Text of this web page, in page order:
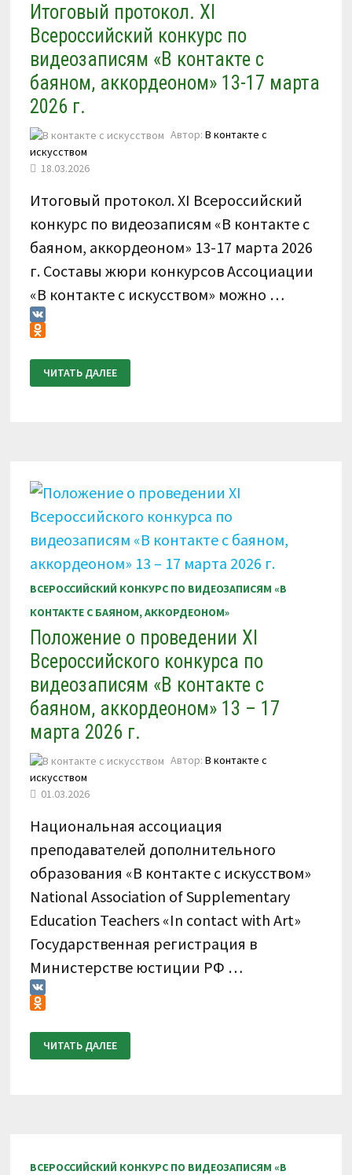
Итоговый протокол. XI
Всероссийский конкурс по
видеозаписям «В контакте с
баяном, аккордеоном» 13-17 марта
2026 г.
Автор:В контакте с
искусством
18.03.2026
Итоговый протокол. XI Всероссийский
конкурс по видеозаписям «В контакте с
баяном, аккордеоном» 13-17 марта 2026
г. Составы жюри конкурсов Ассоциации
«В контакте с искусством» можно …
VK
ИТОГОВЫЙ
ПРОТОКОЛ.
XI
АККОРДЕОНОМ»
13-
МАРТА
2026
Г.
ЧИТАТЬ ДАЛЕЕ
ВСЕРОССИЙСКИЙ КОНКУРС ПО ВИДЕОЗАПИСЯМ «В
КОНТАКТЕ С БАЯНОМ, АККОРДЕОНОМ»
Положение о проведении XI
Всероссийского конкурса по
видеозаписям «В контакте с
баяном, аккордеоном» 13 – 17
марта 2026 г.
Автор:В контакте с
искусством
01.03.2026
Национальная ассоциация
преподавателей дополнительного
образования «В контакте с искусством»
National Association of Supplementary
Education Teachers «In contact with Art»
Государственная регистрация в
Министерстве юстиции РФ …
VK
О
ПРОВЕДЕНИИ
АККОРДЕОНОМ»
ЧИТАТЬ ДАЛЕЕ
ВСЕРОССИЙСКИЙ КОНКУРС ПО ВИДЕОЗАПИСЯМ «В